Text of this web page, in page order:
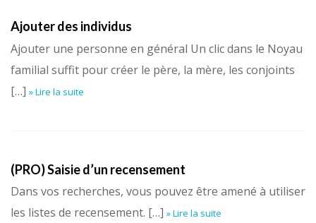
Ajouter des individus
Ajouter une personne en général Un clic dans le Noyau
familial suffit pour créer le père, la mère, les conjoints
[…] » Lire la suite
(PRO) Saisie d’un recensement
Dans vos recherches, vous pouvez être amené à utiliser
les listes de recensement. […] » Lire la suite